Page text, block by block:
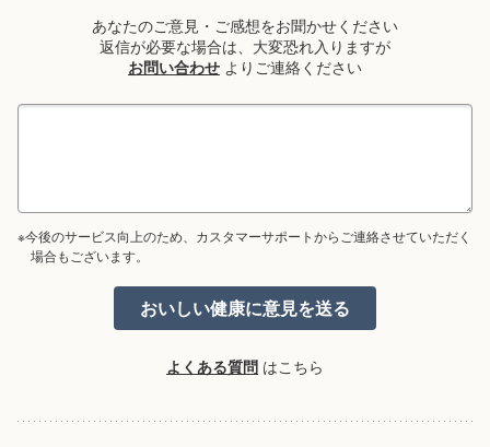
あなたのご意見・ご感想をお聞かせください
返信が必要な場合は、大変恐れ入りますが
お問い合わせ よりご連絡ください
※今後のサービス向上のため、カスタマーサポートからご連絡させていただく
場合もございます。
よくある質問 はこちら